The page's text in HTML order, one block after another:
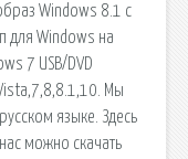
Windows 8.1 с
для Windows на
7 USB/DVD
Мы
языке. Здесь
можно скачать